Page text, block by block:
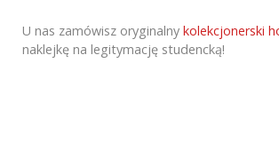
U nas zamówisz oryginalny kolekcjonerski
naklejkę na legitymację studencką!